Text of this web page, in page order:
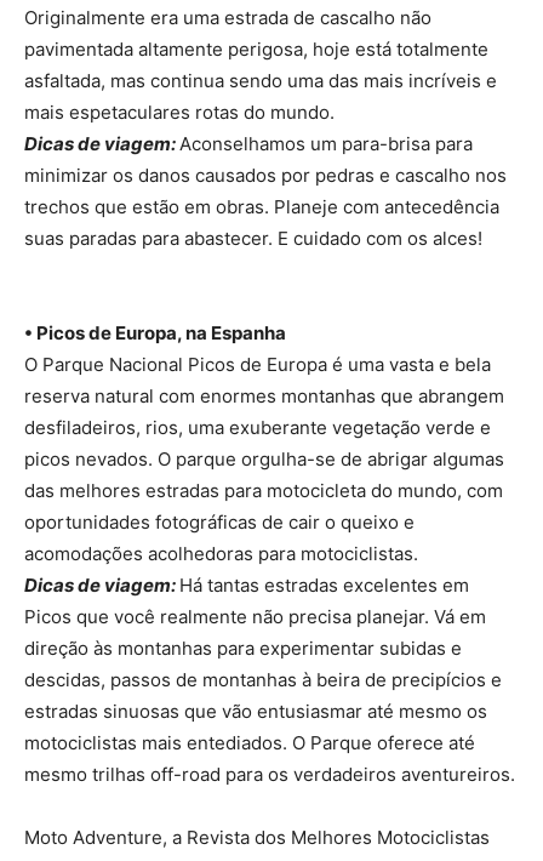
Originalmente era uma estrada de cascalho não
pavimentada altamente perigosa, hoje está totalmente
asfaltada, mas continua sendo uma das mais incríveis e
mais espetaculares rotas do mundo.
Dicas de viagem:Aconselhamos um para-brisa para
minimizar os danos causados por pedras e cascalho nos
trechos que estão em obras. Planeje com antecedência
suas paradas para abastecer. E cuidado com os alces!
• Picos de Europa, na Espanha
O Parque Nacional Picos de Europa é uma vasta e bela
reserva natural com enormes montanhas que abrangem
desfiladeiros, rios, uma exuberante vegetação verde e
picos nevados. O parque orgulha-se de abrigar algumas
das melhores estradas para motocicleta do mundo, com
oportunidades fotográficas de cair o queixo e
acomodações acolhedoras para motociclistas.
Dicas de viagem: Há tantas estradas excelentes em
Picos que você realmente não precisa planejar. Vá em
direção às montanhas para experimentar subidas e
descidas, passos de montanhas à beira de precipícios e
estradas sinuosas que vão entusiasmar até mesmo os
motociclistas mais entediados. O Parque oferece até
mesmo trilhas off-road para os verdadeiros aventureiros.
Moto Adventure, a Revista dos Melhores Motociclistas